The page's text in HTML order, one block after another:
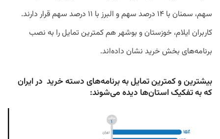
سهم، سمنان با ۱۴ درصد سهم و البرز با ۱۱ درصد سهم قرار دارند.
کاربران ایلام، خوزستان و بوشهر هم کمترین تمایل را به نصب
برنامه‌های بخش خرید نشان داده‌اند.
بیشترین و کمترین تمایل به برنامه‌های دسته خرید در ایران
که به تفکیک استان‌ها دیده می‌شوند: